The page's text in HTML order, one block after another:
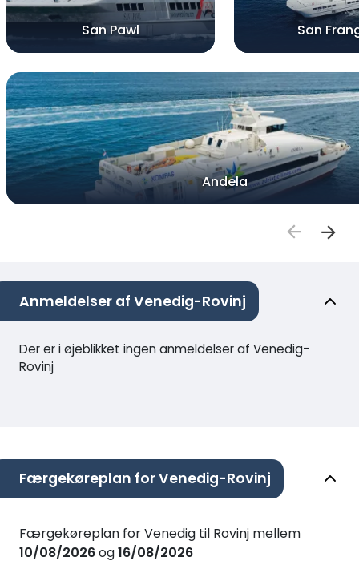
San Pawl San
Andela
Anmeldelser af Venedig-Rovinj
Der er i øjeblikket ingen anmeldelser af Venedig-
Rovinj
Færgekøreplan for Venedig-Rovinj
Færgekøreplan for Venedig til Rovinj mellem
10/08/2026og16/08/2026